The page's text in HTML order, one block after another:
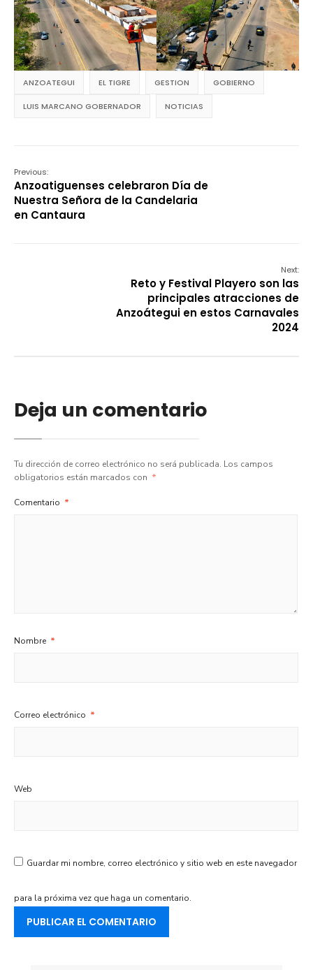
ANZOATEGUI EL TIGRE GESTION GOBIERNO
LUIS MARCANO GOBERNADOR NOTICIAS
Previous:
Anzoatiguenses celebraron Día de
Nuestra Señora de la Candelaria
en Cantaura
Next:
Reto y Festival Playero son las
principales atracciones de
Anzoátegui en estos Carnavales
2024
Deja un comentario
Tu dirección de correo electrónico no será publicada. Los campos
obligatorios están marcados con *
Comentario *
Nombre *
Correo electrónico *
Web
Guardar mi nombre, correo electrónico y sitio web en este navegador
para la próxima vez que haga un comentario.